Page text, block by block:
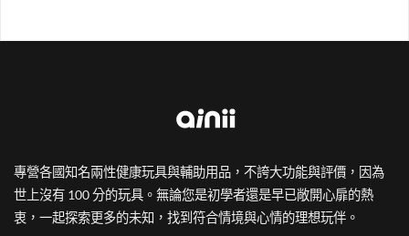
專營各國知名兩性健康玩具與輔助用品，不誇大功能與評價，因為
世上沒有 100 分的玩具。無論您是初學者還是早已敞開心扉的熱
衷，一起探索更多的未知，找到符合情境與心情的理想玩伴。